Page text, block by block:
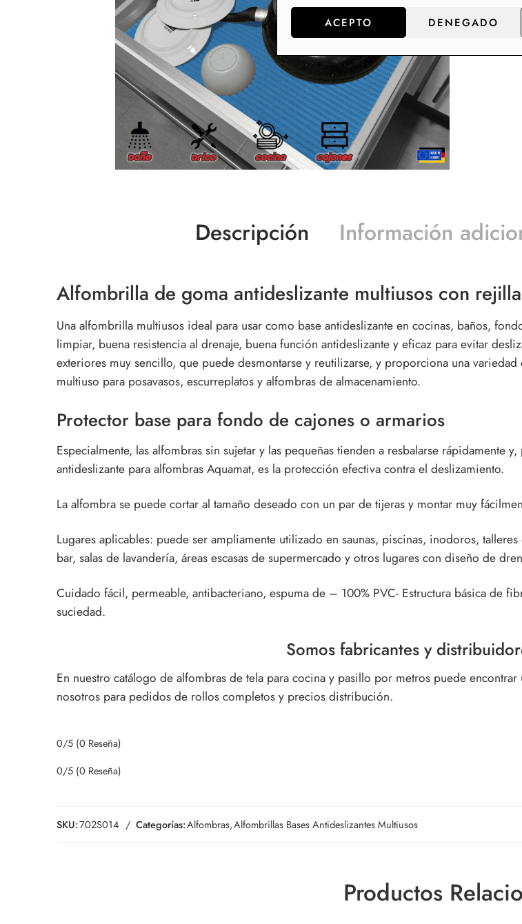
ACEPTO DENEGADO
Descripción Información
Alfombrilla de goma antideslizante multiusos con rejilla
Una alfombrilla multiusos ideal para usar como base antideslizante en cocinas, baños,
limpiar, buena resistencia al drenaje, buena función antideslizante y eficaz para evitar
exteriores muy sencillo, que puede desmontarse y reutilizarse, y proporciona una
multiuso para posavasos, escurreplatos y alfombras de almacenamiento.
Protector base para fondo de cajones o armarios
Especialmente, las alfombras sin sujetar y las pequeñas tienden a resbalarse rápidamente
antideslizante para alfombras Aquamat, es la protección efectiva contra el deslizamiento.
La alfombra se puede cortar al tamaño deseado con un par de tijeras y montar muy
Lugares aplicables: puede ser ampliamente utilizado en saunas, piscinas, inodoros,
bar, salas de lavandería, áreas escasas de supermercado y otros lugares con diseño de
Cuidado fácil, permeable, antibacteriano, espuma de – 100% PVC- Estructura básica de
suciedad.
Somos fabricantes y
En nuestro catálogo de alfombras de tela para cocina y pasillo por metros puede
nosotros para pedidos de rollos completos y precios distribución.
0/5 (0 Reseña)
0/5 (0 Reseña)
SKU:702S014 Categorías:Alfombras,Alfombrillas Bases Antideslizantes Multiusos
Productos